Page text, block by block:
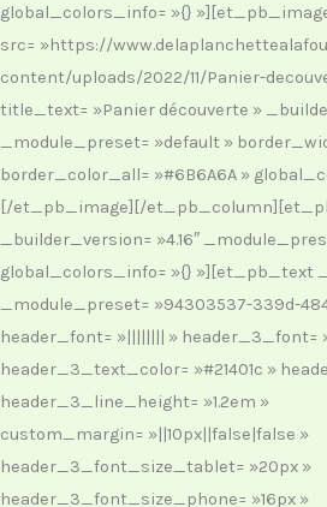
global_colors_info= »{}
src= »https://
content/uploads/2022/11/Panier-
title_text= »Panier découverte »
_module_preset= »default »
border_color_all= »#6B6A6A »
[/et_pb_image][/
_builder_version= »4.16″
global_colors_info= »{} »][et_pb_text
_module_preset= »94303537-339d-
header_font= »|||||||| » header_3_font=
header_3_text_color= »#21401c »
header_3_line_height= »1.2em »
custom_margin= »||10px||false|false »
header_3_font_size_tablet= »20px »
header_3_font_size_phone= »16px »